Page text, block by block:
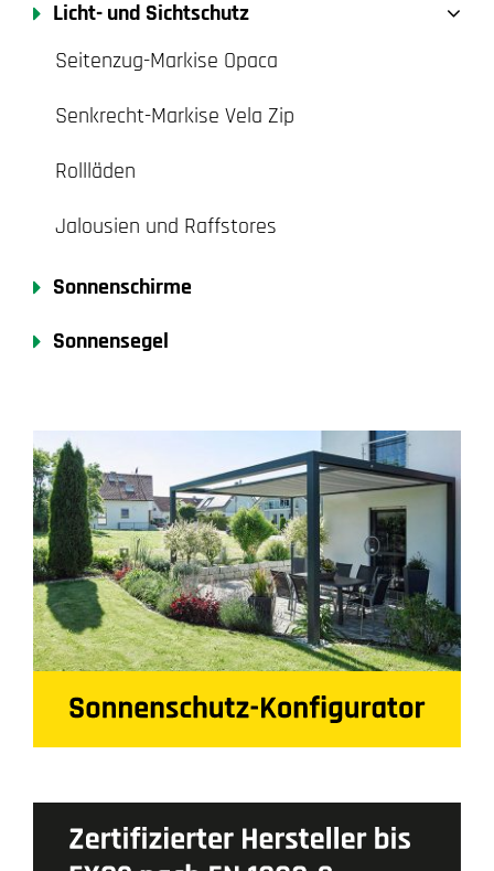
Licht- und Sichtschutz
Seitenzug-Markise Opaca
Senkrecht-Markise Vela Zip
Rollläden
Jalousien und Raffstores
Sonnenschirme
Sonnensegel